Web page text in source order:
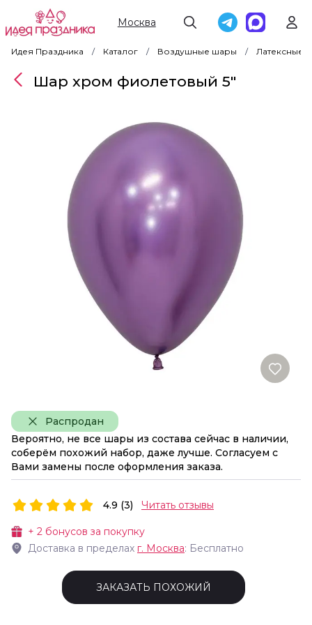
Москва
Идея Праздника Каталог Воздушные шары Латексные
Распродан
Вероятно, не все шары из состава сейчас в наличии,
соберём похожий набор, даже лучше. Согласуем с
Вами замены после оформления заказа.
Шар хром фиолетовый 5"
+ 2 бонусов за покупку
Доставка в пределах г. Москва: Бесплатно
4.9 (3) Читать отзывы
ЗАКАЗАТЬ ПОХОЖИЙ